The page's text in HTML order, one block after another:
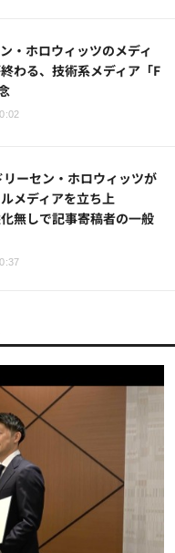
・ホロウィッツのメディ
わる、技術系メディア「F
リーセン・​ホロウィッツが
メディアを立ち上
無しで記事寄稿者の一般